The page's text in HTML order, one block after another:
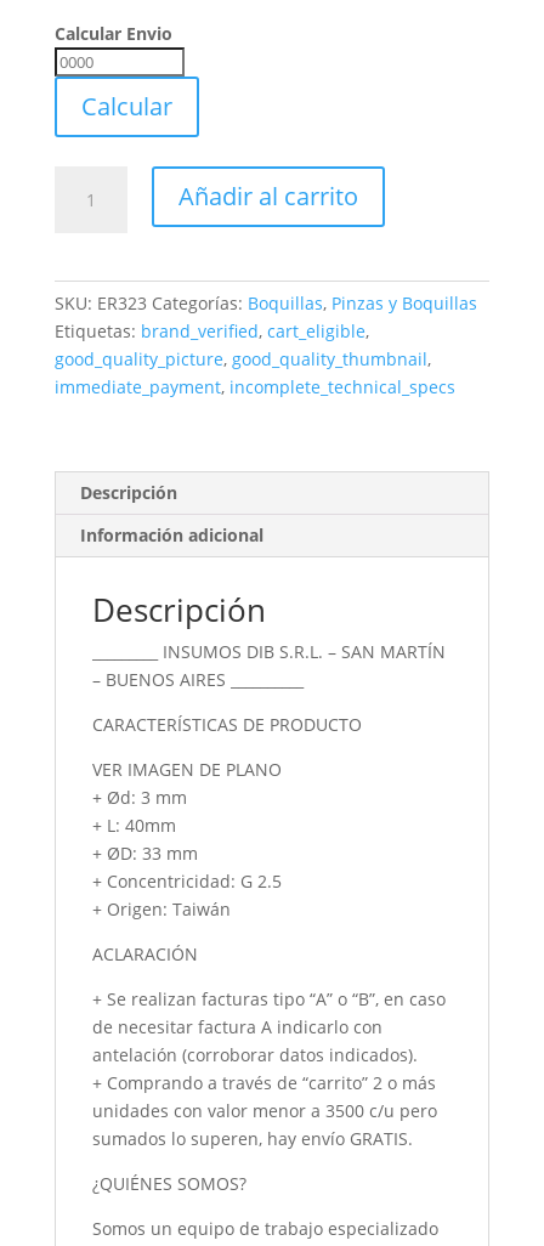
Calcular Envio
Calcular
Envio
Calcular
Boquilla
Er32
Diámetro
3
Añadir al carrito
SKU: ER323 Categorías: Boquillas, Pinzas y Boquillas
Etiquetas: brand_verified, cart_eligible,
good_quality_picture, good_quality_thumbnail,
immediate_payment, incomplete_technical_specs
Descripción
Información adicional
Descripción
_________ INSUMOS DIB S.R.L. – SAN MARTÍN
– BUENOS AIRES __________
CARACTERÍSTICAS DE PRODUCTO
VER IMAGEN DE PLANO
+ Ød: 3 mm
+ L: 40mm
+ ØD: 33 mm
+ Concentricidad: G 2.5
+ Origen: Taiwán
ACLARACIÓN
+ Se realizan facturas tipo “A” o “B”, en caso
de necesitar factura A indicarlo con
antelación (corroborar datos indicados).
+ Comprando a través de “carrito” 2 o más
unidades con valor menor a 3500 c/u pero
sumados lo superen, hay envío GRATIS.
¿QUIÉNES SOMOS?
Somos un equipo de trabajo especializado